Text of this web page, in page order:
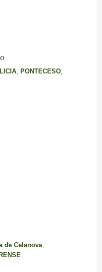
, PONTECESO,
de Celanova,